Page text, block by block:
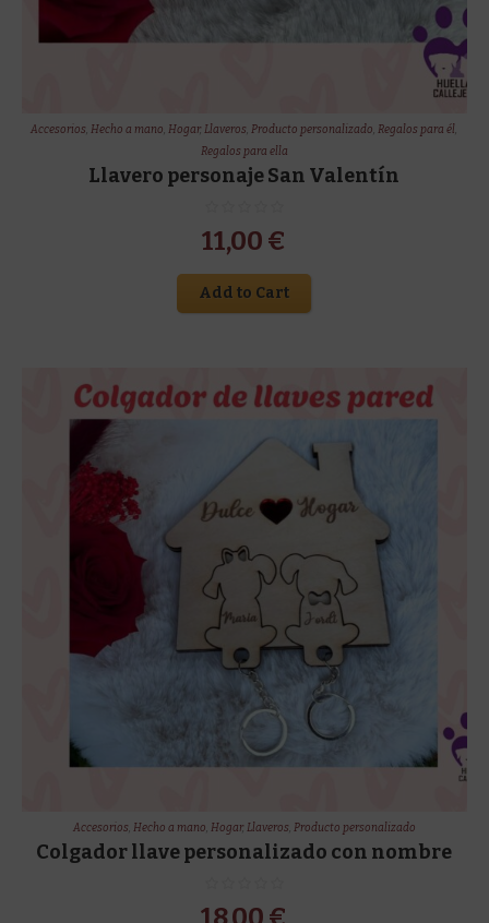
Accesorios,Hecho a mano,Hogar,Llaveros,Producto personalizado,Regalos para él,
Regalos para ella
Llavero personaje San Valentín
11,00 €
Add to Cart
Accesorios, Hecho a mano, Hogar, Llaveros, Producto personalizado
Colgador llave personalizado con nombre